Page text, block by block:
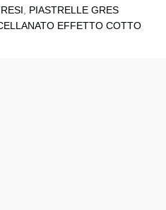
PIASTRELLE GRES
EFFETTO COTTO